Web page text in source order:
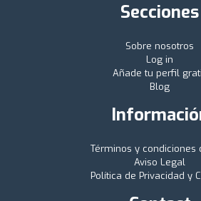
Secciones
Sobre nosotros
Log in
Añade tu perfil
Blog
Términos y condiciones
Aviso Legal
Política de Privacidad y